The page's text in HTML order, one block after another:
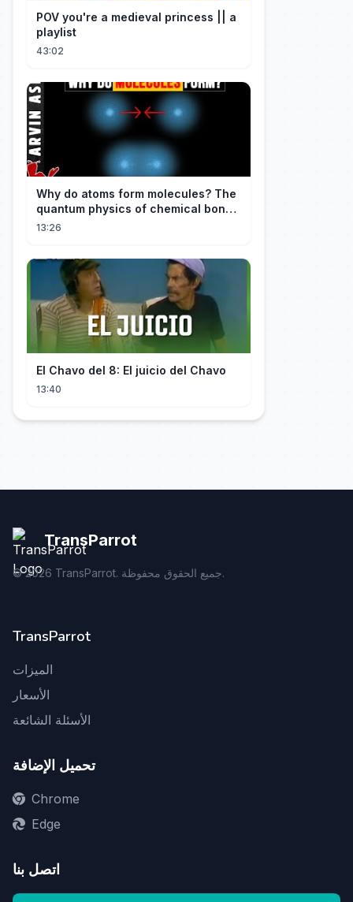
POV you're a medieval princess || a
playlist
43:02
Why do atoms form molecules? The
quantum physics of chemical bonds
explained
13:26
El Chavo del 8: El juicio del Chavo
13:40
TransParrot
©2026 TransParrot. جميع الحقوق محفوظة.
TransParrot
الميزات
الأسعار
الأسئلة الشائعة
تحميل الإضافة
Chrome
Edge
اتصل بنا